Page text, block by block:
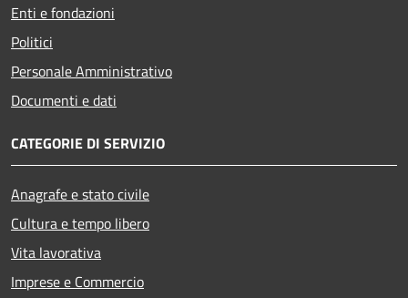
Enti e fondazioni
Politici
Personale Amministrativo
Documenti e dati
CATEGORIE DI SERVIZIO
Anagrafe e stato civile
Cultura e tempo libero
Vita lavorativa
Imprese e Commercio